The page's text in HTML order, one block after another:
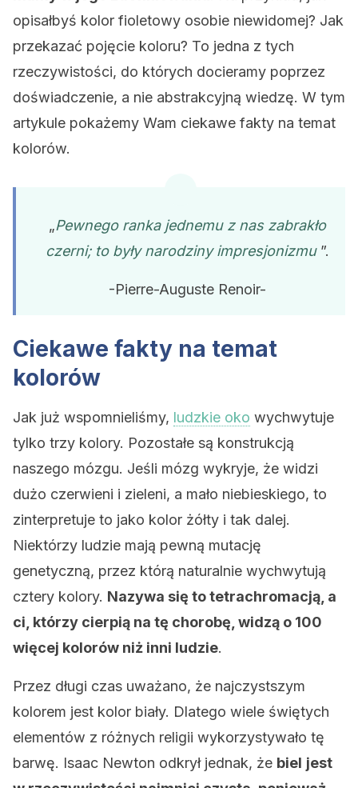
opisałbyś kolor fioletowy osobie niewidomej? Jak
przekazać pojęcie koloru? To jedna z tych
rzeczywistości, do których docieramy poprzez
doświadczenie, a nie abstrakcyjną wiedzę. W tym
artykule pokażemy Wam ciekawe fakty na temat
kolorów.
„Pewnego ranka jednemu z nas zabrakło
czerni; to były narodziny impresjonizmu ”.
-Pierre-Auguste Renoir-
Ciekawe fakty na temat
kolorów
Jak już wspomnieliśmy, ludzkie oko wychwytuje
tylko trzy kolory. Pozostałe są konstrukcją
naszego mózgu. Jeśli mózg wykryje, że widzi
dużo czerwieni i zieleni, a mało niebieskiego, to
zinterpretuje to jako kolor żółty i tak dalej.
Niektórzy ludzie mają pewną mutację
genetyczną, przez którą naturalnie wychwytują
cztery kolory. Nazywa się to tetrachromacją, a
ci, którzy cierpią na tę chorobę, widzą o 100
więcej kolorów niż inni ludzie.
Przez długi czas uważano, że najczystszym
kolorem jest kolor biały. Dlatego wiele świętych
elementów z różnych religii wykorzystywało tę
barwę. Isaac Newton odkrył jednak, że biel jest